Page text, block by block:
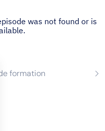
formation